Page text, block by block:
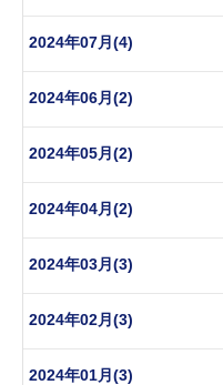
2024年07月(4)
2024年06月(2)
2024年05月(2)
2024年04月(2)
2024年03月(3)
2024年02月(3)
2024年01月(3)